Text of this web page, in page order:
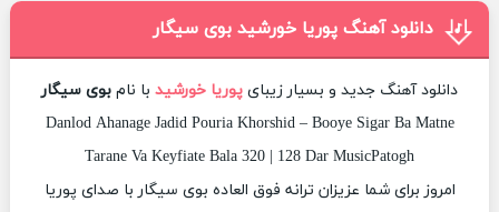
دانلود آهنگ پوریا خورشید بوی سیگار
دانلود آهنگ جدید و بسیار زیبای پوریا خورشید با نام بوی سیگار
Danlod Ahanage Jadid Pouria Khorshid – Booye Sigar Ba Matne
Tarane Va Keyfiate Bala 320 | 128 Dar MusicPatogh
امروز برای شما عزیزان ترانه فوق العاده بوی سیگار با صدای پوریا